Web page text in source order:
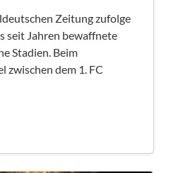
Zeitung zufolge
seit Jahren bewaffnete
Stadien. Beim
zwischen dem 1. FC